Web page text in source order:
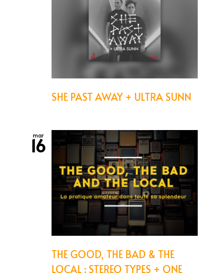
SHE PAST AWAY + ULTRA SUNN
mar
16
THE GOOD, THE BAD & THE
LOCAL : STEREO TYPES + ONE